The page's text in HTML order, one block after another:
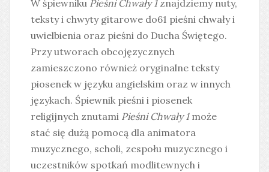
W śpiewniku Pieśni Chwały 1znajdziemy nuty,
teksty i chwyty gitarowe do61 pieśni chwały i
uwielbienia oraz pieśni do Ducha Świętego.
Przy utworach obcojęzycznych
zamieszczono również oryginalne teksty
piosenek w języku angielskim oraz w innych
językach. Śpiewnik pieśni i piosenek
religijnych znutami Pieśni Chwały 1może
stać się dużą pomocą dla animatora
muzycznego, scholi, zespołu muzycznego i
uczestników spotkań modlitewnych i